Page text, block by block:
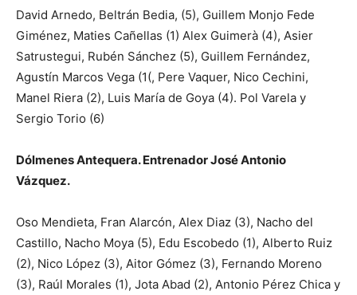
David Arnedo, Beltrán Bedia, (5), Guillem Monjo Fede
Giménez, Maties Cañellas (1) Alex Guimerà (4), Asier
Satrustegui, Rubén Sánchez (5), Guillem Fernández,
Agustín Marcos Vega (1(, Pere Vaquer, Nico Cechini,
Manel Riera (2), Luis María de Goya (4). Pol Varela y
Sergio Torio (6)
Dólmenes Antequera. Entrenador José Antonio
Vázquez.
Oso Mendieta, Fran Alarcón, Alex Diaz (3), Nacho del
Castillo, Nacho Moya (5), Edu Escobedo (1), Alberto Ruiz
(2), Nico López (3), Aitor Gómez (3), Fernando Moreno
(3), Raúl Morales (1), Jota Abad (2), Antonio Pérez Chica y